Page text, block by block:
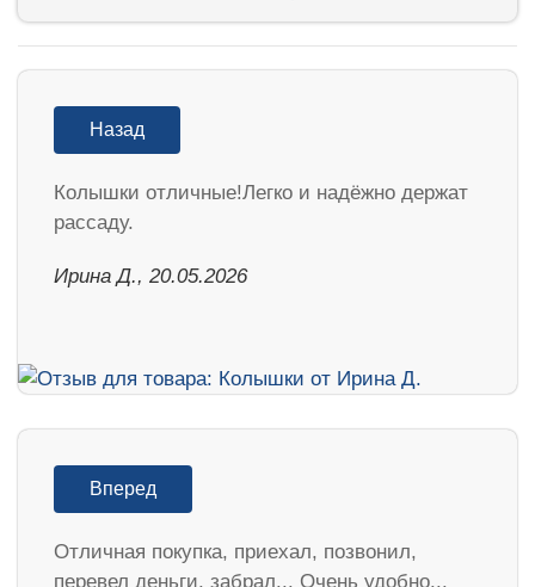
Назад
Колышки отличные!Легко и надёжно держат
рассаду.
Ирина Д., 20.05.2026
Вперед
Отличная покупка, приехал, позвонил,
перевел деньги, забрал... Очень удобно...